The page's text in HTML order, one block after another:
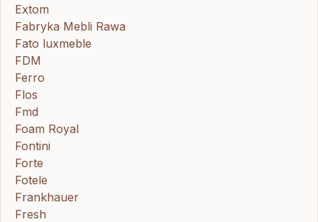
Extom
Fabryka Mebli Rawa
Fato luxmeble
FDM
Ferro
Flos
Fmd
Foam Royal
Fontini
Forte
Fotele
Frankhauer
Fresh